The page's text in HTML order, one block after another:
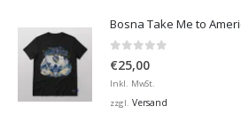
Bosna Take Me to
0 von 5
€25,00
Inkl. MwSt.
zzgl. Versand